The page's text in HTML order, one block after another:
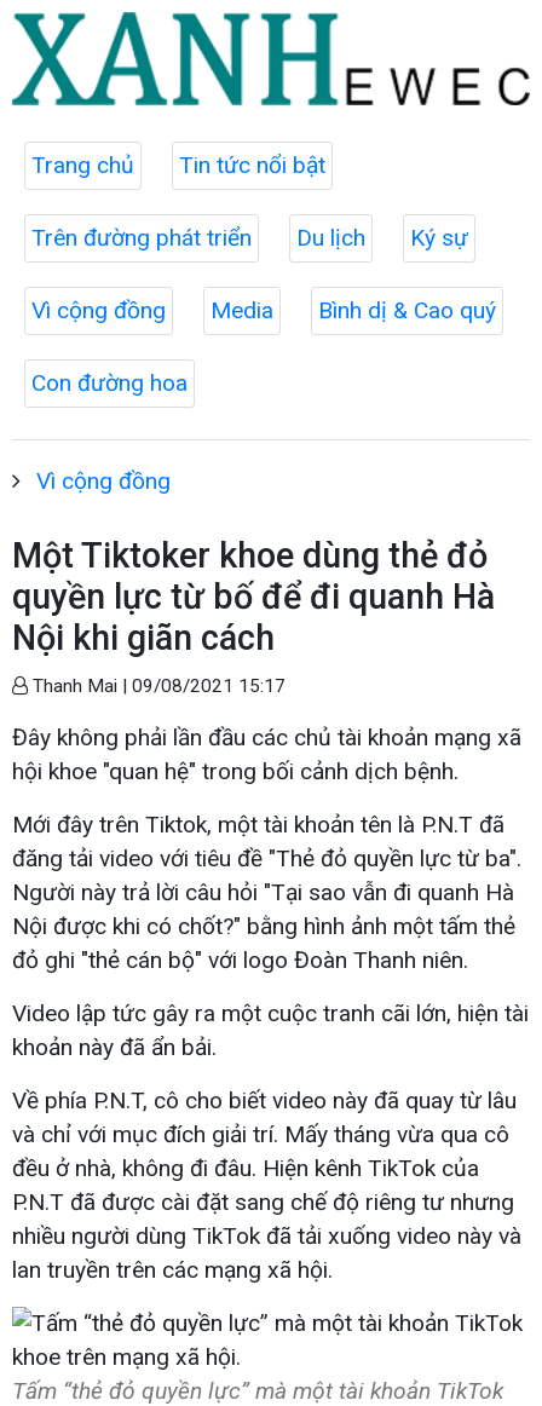
Trang chủ Tin tức nổi bật
Trên đường phát triển Du lịch Ký sự
Vì cộng đồng Media Bình dị & Cao quý
Con đường hoa
Vì cộng đồng
Một Tiktoker khoe dùng thẻ đỏ
quyền lực từ bố để đi quanh Hà
Nội khi giãn cách
Thanh Mai | 09/08/2021 15:17
Đây không phải lần đầu các chủ tài khoản mạng xã
hội khoe "quan hệ" trong bối cảnh dịch bệnh.
Mới đây trên Tiktok, một tài khoản tên là P.N.T đã
đăng tải video với tiêu đề "Thẻ đỏ quyền lực từ ba".
Người này trả lời câu hỏi "Tại sao vẫn đi quanh Hà
Nội được khi có chốt?" bằng hình ảnh một tấm thẻ
đỏ ghi "thẻ cán bộ" với logo Đoàn Thanh niên.
Video lập tức gây ra một cuộc tranh cãi lớn, hiện tài
khoản này đã ẩn bải.
Về phía P.N.T, cô cho biết video này đã quay từ lâu
và chỉ với mục đích giải trí. Mấy tháng vừa qua cô
đều ở nhà, không đi đâu. Hiện kênh TikTok của
P.N.T đã được cài đặt sang chế độ riêng tư nhưng
nhiều người dùng TikTok đã tải xuống video này và
lan truyền trên các mạng xã hội.
Tấm “thẻ đỏ quyền lực” mà một tài khoản TikTok